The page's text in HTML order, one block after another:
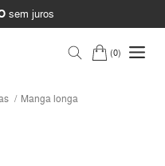
sem juros
0
Manga longa